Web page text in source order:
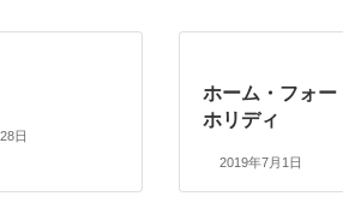
日
ホーム・フォー
ホリディ
2019年7月1日